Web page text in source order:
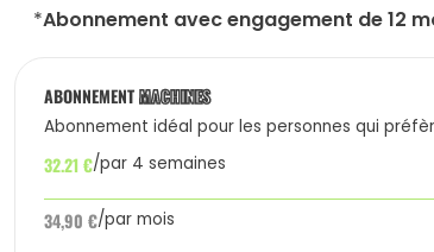
*Abonnement avec engagement de 12
ABONNEMENTMACHINES
Abonnement idéal pour les personnes qui
32.21 € par 4 semaines
34,90 € par mois